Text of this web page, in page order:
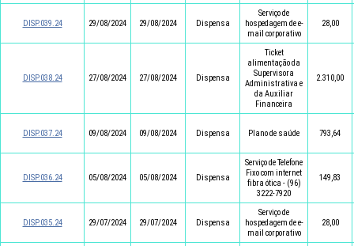
DISP.039.24 29/08/2024 29/08/2024 Dispensa
Serviço de
hospedagem de e-
mail corporativo
28,00
DISP.038.24 27/08/2024 27/08/2024 Dispensa
Ticket
alimentação da
Supervisora
Administrativa e
da Auxiliar
Financeira
2.310,00
DISP.037.24 09/08/2024 09/08/2024 Dispensa Plano de saúde 793,64
DISP.036.24 05/08/2024 05/08/2024 Dispensa
Serviço de Telefone
Fixo com internet
fibra ótica - (96)
3222-7920
149,83
DISP.035.24 29/07/2024 29/07/2024 Dispensa
Serviço de
hospedagem de e-
mail corporativo
28,00